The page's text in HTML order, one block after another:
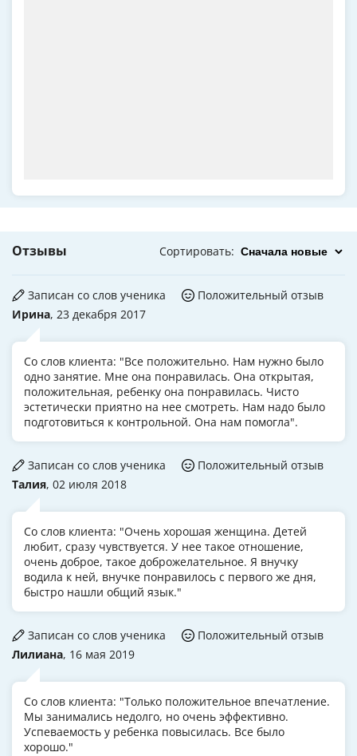
Отзывы Сортировать:
Ирина, 23 декабря 2017
Записан со слов ученика Положительный отзыв
Со слов клиента: "Все положительно. Нам нужно было
одно занятие. Мне она понравилась. Она открытая,
положительная, ребенку она понравилась. Чисто
эстетически приятно на нее смотреть. Нам надо было
подготовиться к контрольной. Она нам помогла".
Талия, 02 июля 2018
Записан со слов ученика Положительный отзыв
Со слов клиента: "Очень хорошая женщина. Детей
любит, сразу чувствуется. У нее такое отношение,
очень доброе, такое доброжелательное. Я внучку
водила к ней, внучке понравилось с первого же дня,
быстро нашли общий язык."
Лилиана, 16 мая 2019
Записан со слов ученика Положительный отзыв
Со слов клиента: "Только положительное впечатление.
Мы занимались недолго, но очень эффективно.
Успеваемость у ребенка повысилась. Все было
хорошо."